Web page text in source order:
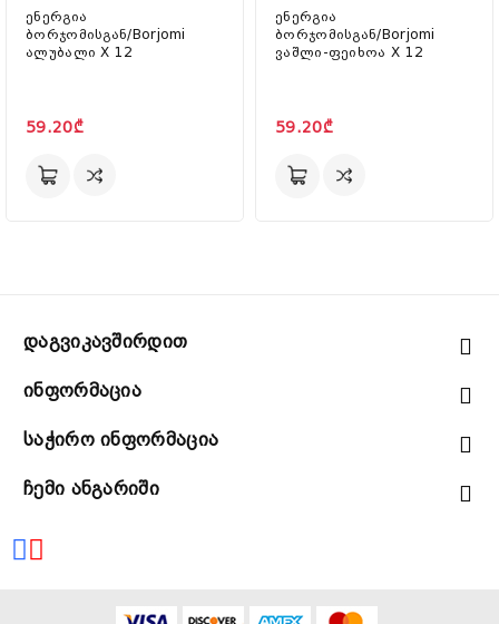
ენერგია
ბორჯომისგან/Borjomi
ალუბალი X 12
59.20₾
ენერგია
ბორჯომისგან/Borjomi
ვაშლი-ფეიხოა X 12
59.20₾
Დაგვიკავშირდით
Ინფორმაცია
Საჭირო Ინფორმაცია
Ჩემი Ანგარიში